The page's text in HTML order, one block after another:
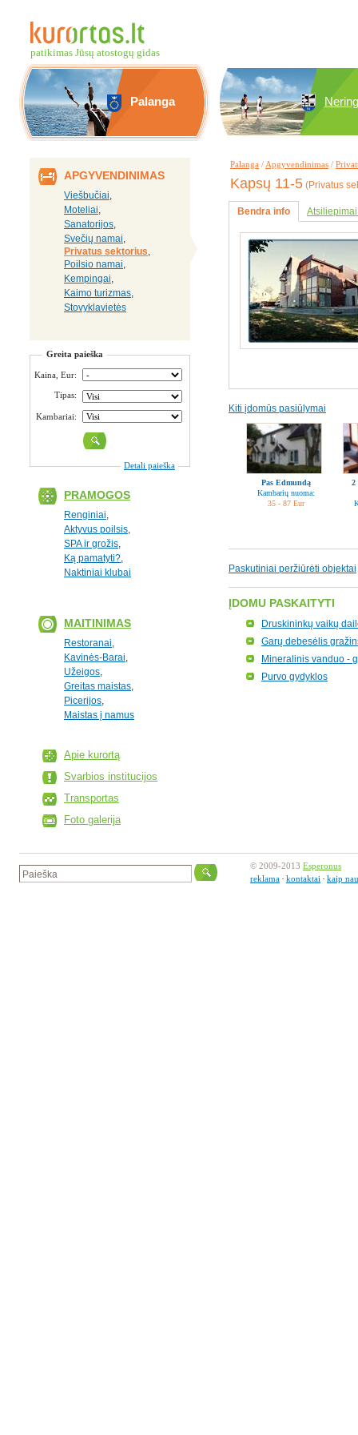
patikimas Jūsų atostogų gidas
Palanga
APGYVENDINIMAS
Viešbučiai,
Moteliai,
Sanatorijos,
Svečių namai,
Privatus sektorius,
Poilsio namai,
Kempingai,
Kaimo turizmas,
Stovyklavietės
Greita paieška
Kaina, Eur:
Tipas:
Kambariai:
Detali paieška
PRAMOGOS
Renginiai,
Aktyvus poilsis,
SPA ir grožis,
Ką pamatyti?,
Naktiniai klubai
MAITINIMAS
Restoranai,
Kavinės-Barai,
Užeigos,
Greitas maistas,
Picerijos,
Maistas į namus
Apie kurortą
Svarbios institucijos
Transportas
Foto galerija
Palanga / Apgyvendinimas /
Kapsų 11-5 (Privatus
Bendra info
Kiti įdomūs pasiūlymai
Pas Edmundą
Kambarių nuoma:
35 - 87 Eur
2
Paskutiniai peržiūrėti objektai
ĮDOMU PASKAITYTI
Druskininkų vaikų
Garų debesėlis
Mineralinis vanduo -
Purvo gydyklos
© 2009-2013 Esperonus
reklama
kontaktai kaip